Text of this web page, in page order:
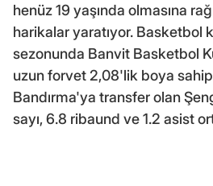
henüz 19 yaşında olmasına
harikalar yaratıyor. Basketbol
sezonunda Banvit Basketbol
uzun forvet 2,08'lik boya
Bandırma'ya transfer olan
sayı, 6.8 ribaund ve 1.2 asist